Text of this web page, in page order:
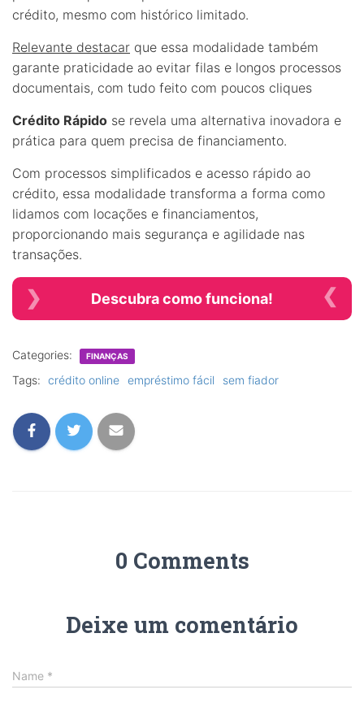
crédito, mesmo com histórico limitado.
Relevante destacar que essa modalidade também
garante praticidade ao evitar filas e longos processos
documentais, com tudo feito com poucos cliques
Crédito Rápido se revela uma alternativa inovadora e
prática para quem precisa de financiamento.
Com processos simplificados e acesso rápido ao
crédito, essa modalidade transforma a forma como
lidamos com locações e financiamentos,
proporcionando mais segurança e agilidade nas
transações.
Descubra como funciona!
Categories: FINANÇAS
Tags: crédito online empréstimo fácil sem fiador
0 Comments
Deixe um comentário
Name *